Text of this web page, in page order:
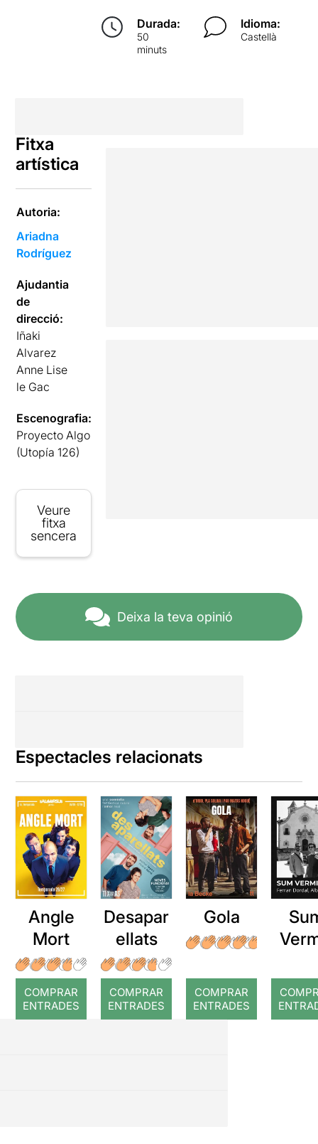
Durada:
50
minuts
Idioma:
Castellà
Fitxa
artística
Autoria:
Ariadna
Rodríguez
Ajudantia
de
direcció:
Iñaki
Alvarez
Anne Lise
le Gac
Escenografia:
Proyecto Algo
(Utopía 126)
Veure
fitxa
sencera
Deixa la teva opinió
Espectacles relacionats
Angle
Mort
COMPRAR
ENTRADES
Desapar
ellats
COMPRAR
ENTRADES
Gola
COMPRAR
ENTRADES